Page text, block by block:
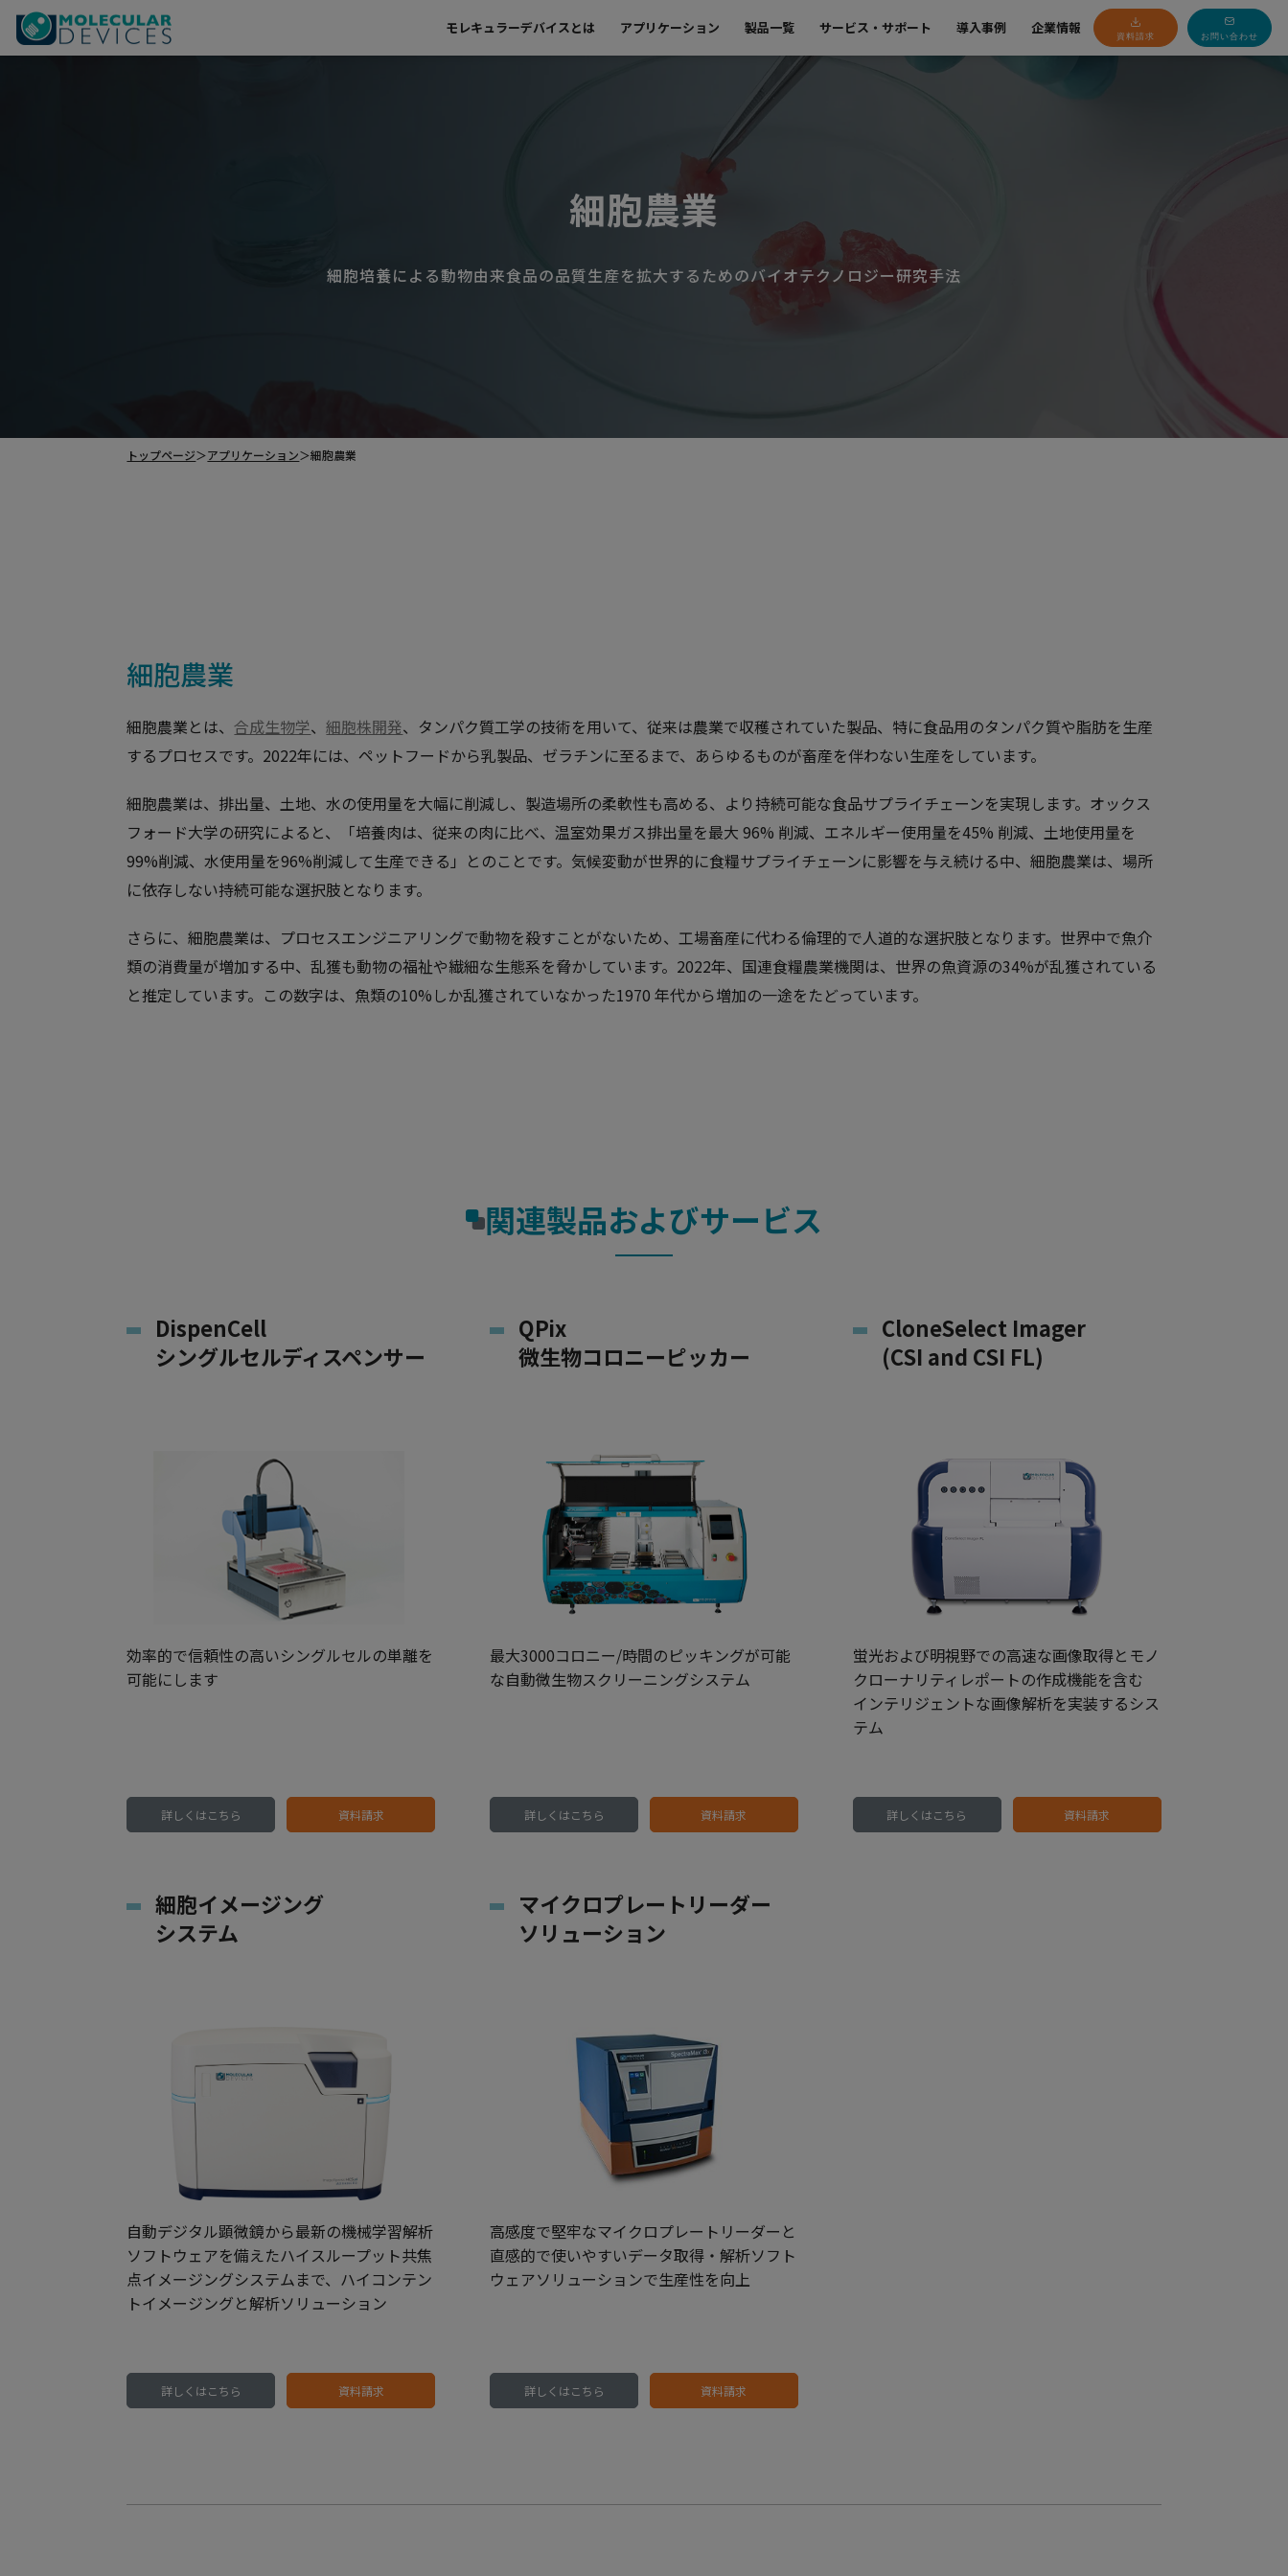
モレキュラーデバイスとは アプリケーション 製品一覧 サービス・サポート 導入事例 企業情報 資料請求 お問い合わせ
細胞農業
細胞培養による動物由来食品の品質生産を拡大するためのバイオテクノロジー研究手法
トップページ＞アプリケーション＞細胞農業
細胞農業
細胞農業とは、合成生物学、細胞株開発、タンパク質工学の技術を用いて、従来は農業で収穫されていた製品、特に食品用のタンパク質や脂肪を生産
するプロセスです。2022年には、ペットフードから乳製品、ゼラチンに至るまで、あらゆるものが畜産を伴わない生産をしています。
細胞農業は、排出量、土地、水の使用量を大幅に削減し、製造場所の柔軟性も高める、より持続可能な食品サプライチェーンを実現します。オックス
フォード大学の研究によると、「培養肉は、従来の肉に比べ、温室効果ガス排出量を最大 96% 削減、エネルギー使用量を45% 削減、土地使用量を
99%削減、水使用量を96%削減して生産できる」とのことです。気候変動が世界的に食糧サプライチェーンに影響を与え続ける中、細胞農業は、場所
に依存しない持続可能な選択肢となります。
さらに、細胞農業は、プロセスエンジニアリングで動物を殺すことがないため、工場畜産に代わる倫理的で人道的な選択肢となります。世界中で魚介
類の消費量が増加する中、乱獲も動物の福祉や繊細な生態系を脅かしています。2022年、国連食糧農業機関は、世界の魚資源の34%が乱獲されている
と推定しています。この数字は、魚類の10%しか乱獲されていなかった1970 年代から増加の一途をたどっています。
関連製品およびサービス
DispenCell
シングルセルディスペンサー
効率的で信頼性の高いシングルセルの単離を
可能にします
詳しくはこちら 資料請求
QPix
微生物コロニーピッカー
最大3000コロニー/時間のピッキングが可能
な自動微生物スクリーニングシステム
詳しくはこちら 資料請求
CloneSelect Imager
(CSI and CSI FL)
蛍光および明視野での高速な画像取得とモノ
クローナリティレポートの作成機能を含む
インテリジェントな画像解析を実装するシス
テム
詳しくはこちら 資料請求
細胞イメージング
システム
自動デジタル顕微鏡から最新の機械学習解析
ソフトウェアを備えたハイスループット共焦
点イメージングシステムまで、ハイコンテン
トイメージングと解析ソリューション
詳しくはこちら 資料請求
マイクロプレートリーダー
ソリューション
高感度で堅牢なマイクロプレートリーダーと
直感的で使いやすいデータ取得・解析ソフト
ウェアソリューションで生産性を向上
詳しくはこちら 資料請求